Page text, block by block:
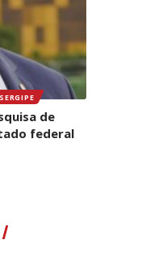
SERGIPE
de
federal